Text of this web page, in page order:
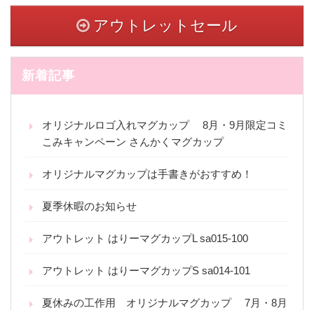
アウトレットセール
新着記事
オリジナルロゴ入れマグカップ 8月・9月限定コミ
こみキャンペーン さんかくマグカップ
オリジナルマグカップは手書きがおすすめ！
夏季休暇のお知らせ
アウトレット はりーマグカップL sa015-100
アウトレット はりーマグカップS sa014-101
夏休みの工作用 オリジナルマグカップ 7月・8月